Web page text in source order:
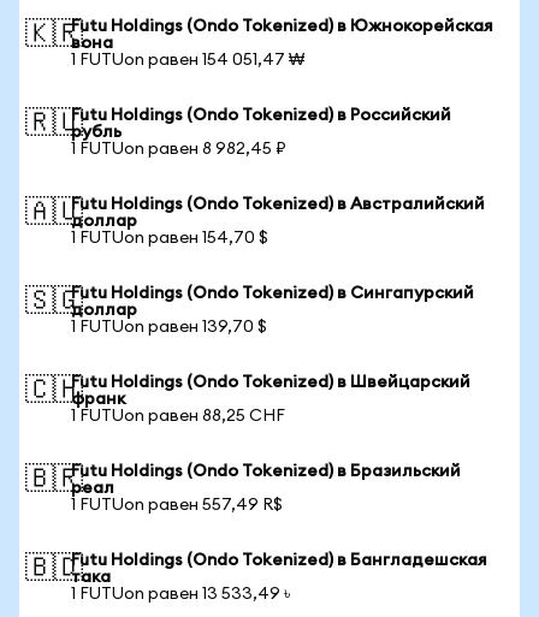
🇰🇷Futu Holdings (Ondo Tokenized) в Южнокорейская
вона
1 FUTUon равен 154 051,47 ₩
🇷🇺Futu Holdings (Ondo Tokenized) в Российский
рубль
1 FUTUon равен 8 982,45 ₽
🇦🇺Futu Holdings (Ondo Tokenized) в Австралийский
доллар
1 FUTUon равен 154,70 $
🇸🇬Futu Holdings (Ondo Tokenized) в Сингапурский
доллар
1 FUTUon равен 139,70 $
🇨🇭Futu Holdings (Ondo Tokenized) в Швейцарский
франк
1 FUTUon равен 88,25 CHF
🇧🇷Futu Holdings (Ondo Tokenized) в Бразильский
реал
1 FUTUon равен 557,49 R$
🇧🇩Futu Holdings (Ondo Tokenized) в Бангладешская
така
1 FUTUon равен 13 533,49 ৳